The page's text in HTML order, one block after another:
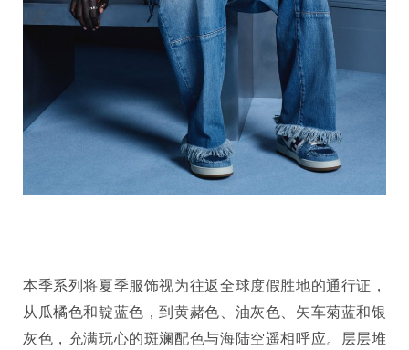
本季系列将夏季服饰视为往返全球度假胜地的通行证，
从瓜橘色和靛蓝色，到黄赭色、油灰色、矢车菊蓝和银
灰色，充满玩心的斑斓配色与海陆空遥相呼应。层层堆